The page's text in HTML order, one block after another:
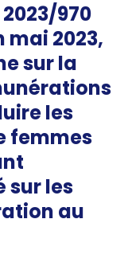
970
mai 2023,
sur la
les
femmes
sur les
au